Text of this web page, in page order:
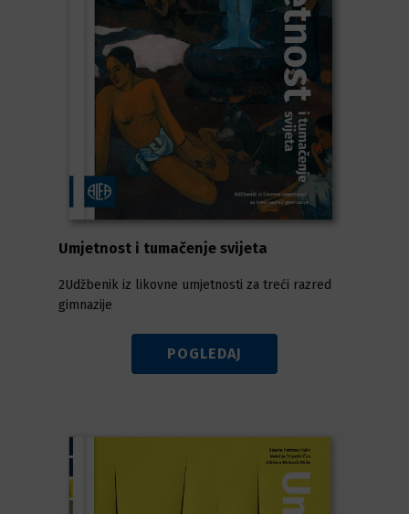
Umjetnost i tumačenje svijeta
2Udžbenik iz likovne umjetnosti za treći razred
gimnazije
POGLEDAJ